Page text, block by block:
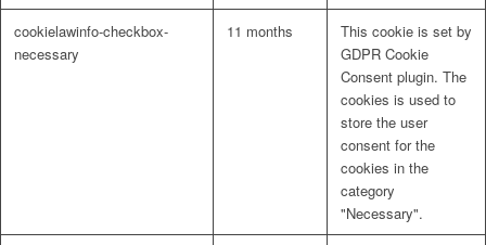
cookielawinfo-checkbox-
necessary
11 months
This cookie is set by
GDPR Cookie
Consent plugin. The
cookies is used to
store the user
consent for the
cookies in the
category
"Necessary".